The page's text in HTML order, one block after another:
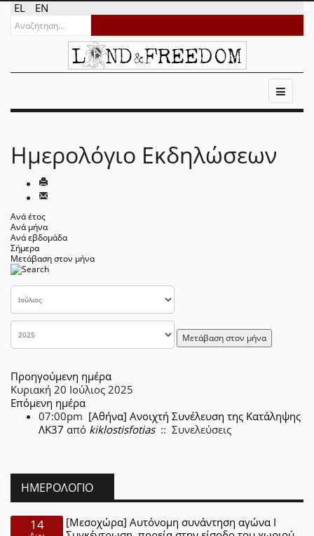
EL EN
Ημερολόγιο Εκδηλώσεων
Ανά έτος
Ανά μήνα
Ανά εβδομάδα
Σήμερα
Μετάβαση στον μήνα
Μετάβαση στον μήνα
Προηγούμενη ημέρα
Κυριακή 20 Ιούλιος 2025
Επόμενη ημέρα
07:00pm [Αθήνα] Ανοιχτή Συνέλευση της Κατάληψης
ΛΚ37 από kiklostisfotias:: Συνελεύσεις
ΗΜΕΡΟΛΌΓΙΟ
14
[Μεσοχώρα] Αυτόνομη συνάντηση αγώνα Ι